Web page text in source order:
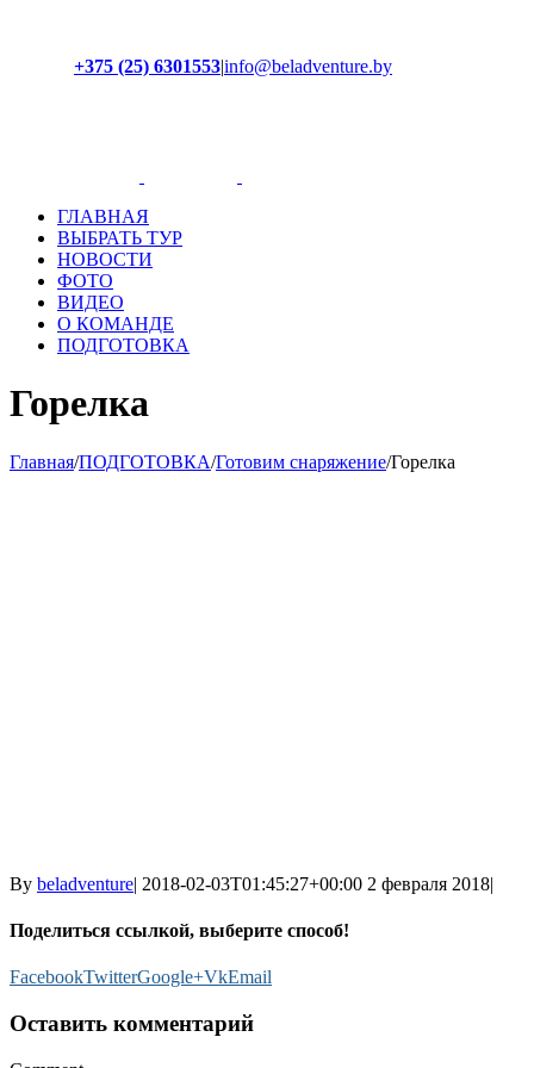
+375 (25) 6301553|info@beladventure.by
ГЛАВНАЯ
ВЫБРАТЬ ТУР
НОВОСТИ
ФОТО
ВИДЕО
О КОМАНДЕ
ПОДГОТОВКА
Горелка
Главная/ПОДГОТОВКА/Готовим снаряжение/Горелка
By beladventure| 2018-02-03T01:45:27+00:00 2 февраля 2018|
Поделиться ссылкой, выберите способ!
FacebookTwitterGoogle+VkEmail
Оставить комментарий